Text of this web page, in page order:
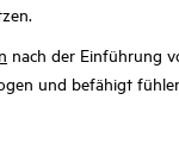
nach der Einführung
und befähigt